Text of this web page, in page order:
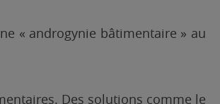
« androgynie bâtimentaire » au
Des solutions comme le